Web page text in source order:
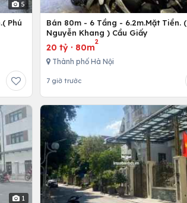
5
Phú
Bán 80m - 6 Tầng - 6.2m.Mặt Tiền. (
Nguyễn Khang ) Cầu Giấy
20 tỷ· 80m
2
Thành phố Hà Nội
7 giờ trước
1